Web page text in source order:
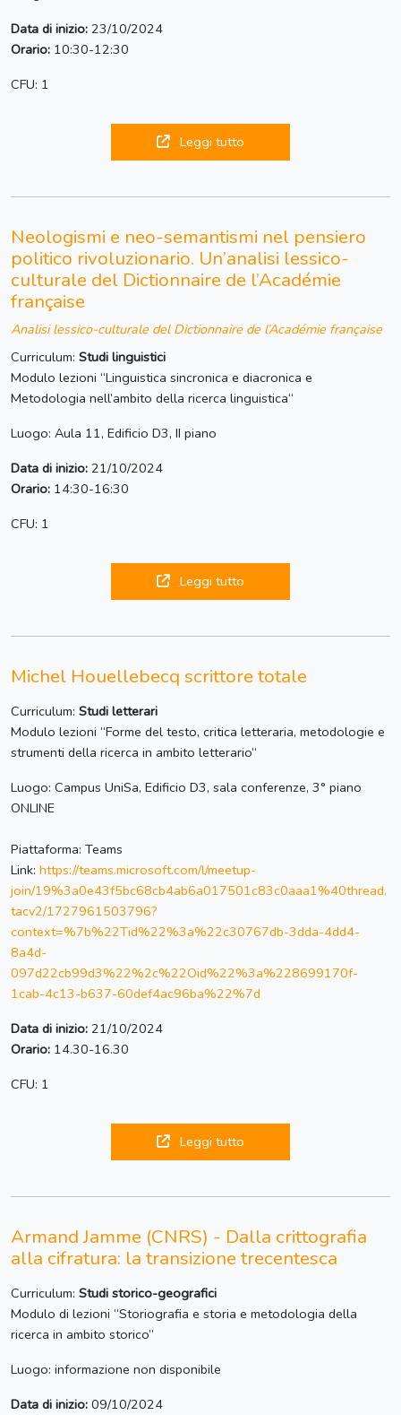
Data di inizio: 23/10/2024
Orario: 10:30-12:30
CFU: 1
Leggi tutto
Neologismi e neo-semantismi nel pensiero
politico rivoluzionario. Un’analisi lessico-
culturale del Dictionnaire de l’Académie
française
Analisi lessico-culturale del Dictionnaire de l’Académie française
Curriculum: Studi linguistici
Modulo lezioni “Linguistica sincronica e diacronica e
Metodologia nell’ambito della ricerca linguistica“
Luogo: Aula 11, Edificio D3, II piano
Data di inizio: 21/10/2024
Orario: 14:30-16:30
CFU: 1
Leggi tutto
Michel Houellebecq scrittore totale
Curriculum: Studi letterari
Modulo lezioni “Forme del testo, critica letteraria, metodologie e
strumenti della ricerca in ambito letterario“
Luogo: Campus UniSa, Edificio D3, sala conferenze, 3° piano
ONLINE
Piattaforma: Teams
Link: https://teams.microsoft.com/l/meetup-
join/19%3a0e43f5bc68cb4ab6a017501c83c0aaa1%40thread.
tacv2/1727961503796?
context=%7b%22Tid%22%3a%22c30767db-3dda-4dd4-
8a4d-
097d22cb99d3%22%2c%22Oid%22%3a%228699170f-
1cab-4c13-b637-60def4ac96ba%22%7d
Data di inizio: 21/10/2024
Orario: 14.30-16.30
CFU: 1
Leggi tutto
Armand Jamme (CNRS) - Dalla crittografia
alla cifratura: la transizione trecentesca
Curriculum: Studi storico-geografici
Modulo di lezioni “Storiografia e storia e metodologia della
ricerca in ambito storico”
Luogo: informazione non disponibile
Data di inizio: 09/10/2024